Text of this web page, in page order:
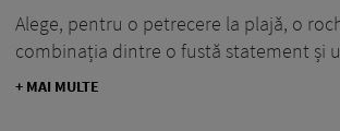
Alege, pentru o petrecere la plajă, o
combinația dintre o fustă statement și
+ MAI MULTE